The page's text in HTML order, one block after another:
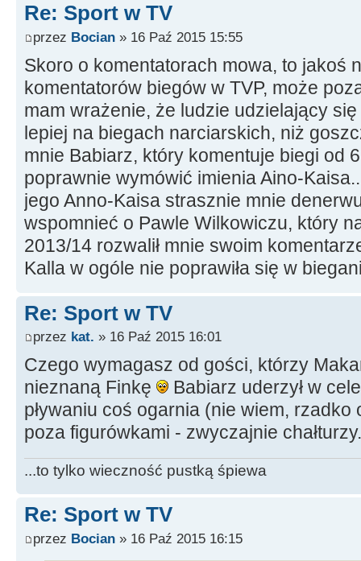
Re: Sport w TV
przez Bocian » 16 Paź 2015 15:55
Skoro o komentatorach mowa, to jakoś
komentatorów biegów w TVP, może
mam wrażenie, że ludzie udzielający
lepiej na biegach narciarskich, niż
mnie Babiarz, który komentuje biegi od
poprawnie wymówić imienia Aino-
jego Anno-Kaisa strasznie mnie
wspomnieć o Pawle Wilkowiczu, który
2013/14 rozwalił mnie swoim
Kalla w ogóle nie poprawiła się w
Re: Sport w TV
przez kat. » 16 Paź 2015 16:01
Czego wymagasz od gości, którzy
nieznaną Finkę
Babiarz uderzył w
pływaniu coś ogarnia (nie wiem, rzadko
poza figurówkami - zwyczajnie
...to tylko wieczność pustką śpiewa
Re: Sport w TV
przez Bocian » 16 Paź 2015 16:15